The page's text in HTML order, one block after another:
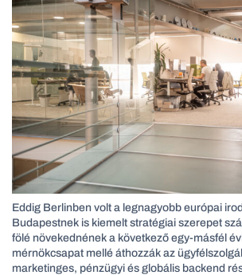
Eddig Berlinben volt a legnagyobb európai
Budapestnek is kiemelt stratégiai szerepet
fölé növekednének a következő egy-másfél
mérnökcsapat mellé áthozzák az
marketinges, pénzügyi és globális backend